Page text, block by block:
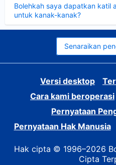
Bolehkah saya dapatkan katil
untuk kanak-kanak?
Senaraikan
Versi desktop
Cara kami beroperasi
Pernyataan
Pernyataan Hak Manusia
Hak cipta © 1996–2026
Cipta